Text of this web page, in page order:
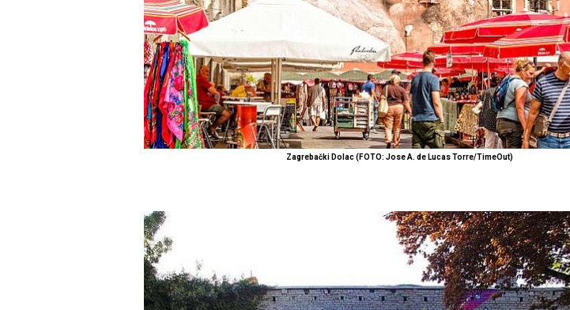
Zagrebački Dolac (FOTO: Jose A. de Lucas Torre/TimeOut)